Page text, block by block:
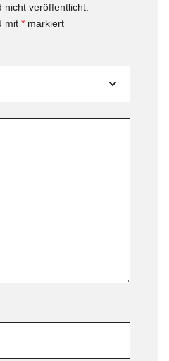
nicht veröffentlicht.
mit * markiert